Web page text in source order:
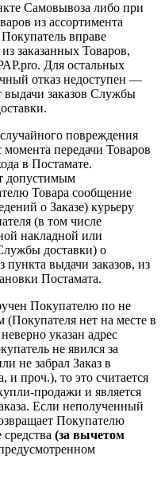
Самовывоза либо при
из ассортимента
вправе
заказанных Товаров,
Для остальных
отказ недоступен —
выдачи заказов Службы
повреждения
передачи Товаров
в Постамате.
допустимым
Товара сообщение
о Заказе) курьеру
(в том числе
накладной или
доставки) о
пункта выдачи заказов, из
Постамата.
Покупателю по не
нет на месте в
указан адрес
не явился за
не забрал Заказ в
и проч.), то это считается
продажи и является
Если неполученный
Покупателю
(за вычетом